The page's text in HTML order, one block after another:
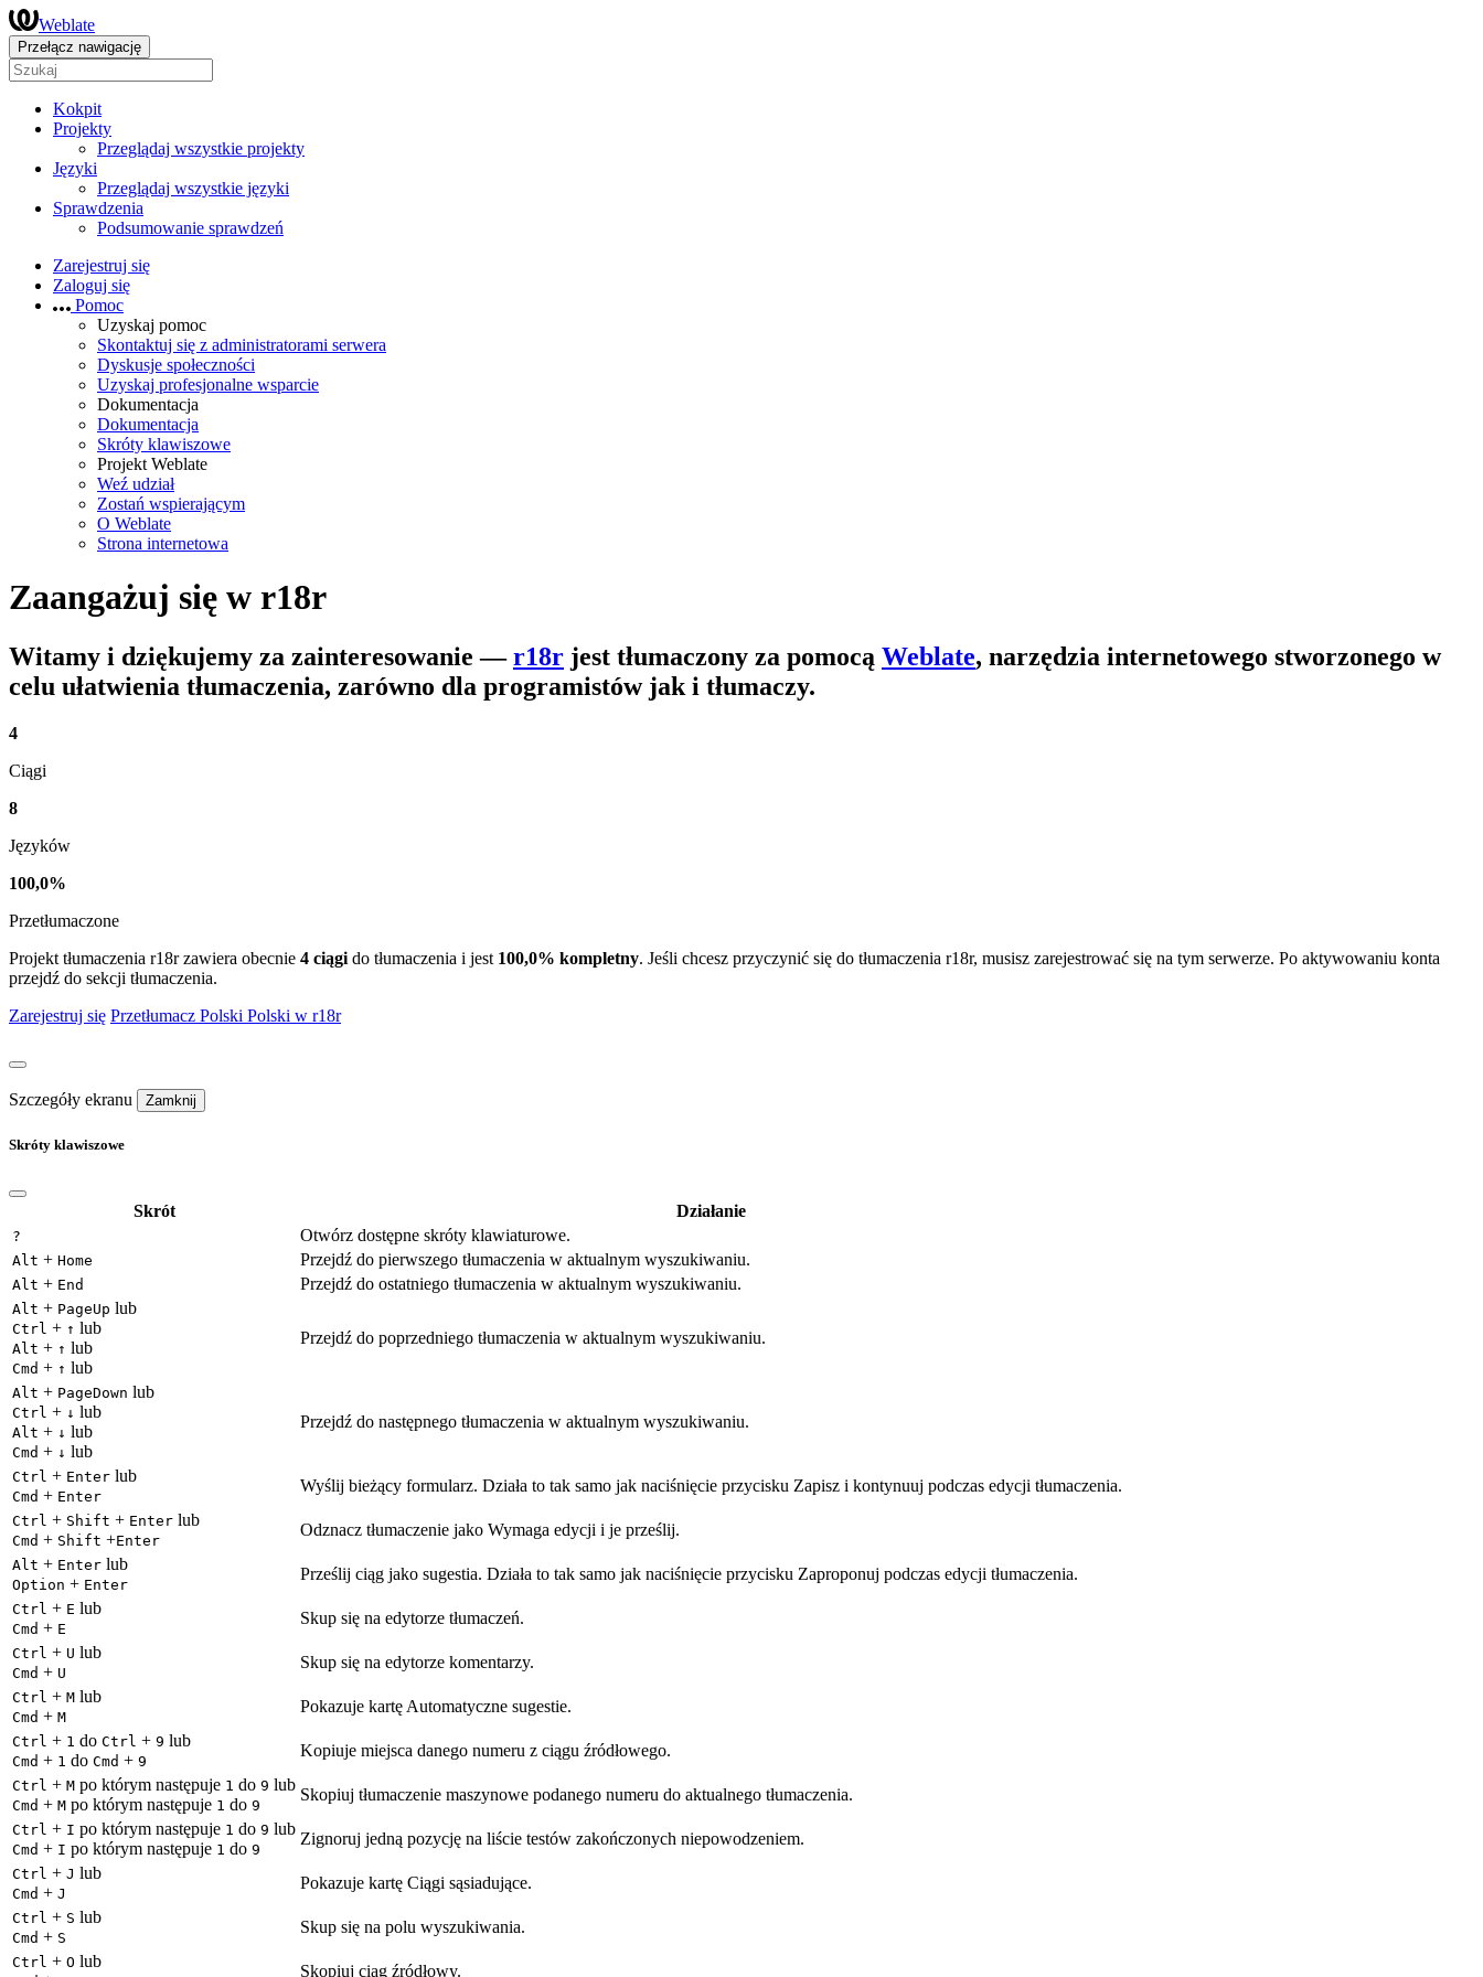
Weblate
Przełącz nawigację
Kokpit
Projekty
Przeglądaj wszystkie projekty
Języki
Przeglądaj wszystkie języki
Sprawdzenia
Podsumowanie sprawdzeń
Zarejestruj się
Zaloguj się
Pomoc
Uzyskaj pomoc
Skontaktuj się z administratorami serwera
Dyskusje społeczności
Uzyskaj profesjonalne wsparcie
Dokumentacja
Dokumentacja
Skróty klawiszowe
Projekt Weblate
Weź udział
Zostań wspierającym
O Weblate
Strona internetowa
Zaangażuj się w r18r
Witamy i dziękujemy za zainteresowanie —r18r jest tłumaczony za pomocą Weblate, narzędzia internetowego stworzonego w
celu ułatwienia tłumaczenia, zarówno dla programistów jak i tłumaczy.
4
Ciągi
8
Języków
100,0%
Przetłumaczone
Projekt tłumaczenia r18r zawiera obecnie 4 ciągi do tłumaczenia i jest 100,0% kompletny. Jeśli chcesz przyczynić się do tłumaczenia r18r, musisz zarejestrować się na tym serwerze. Po aktywowaniu konta
przejdź do sekcji tłumaczenia.
Zarejestruj się Przetłumacz Polski Polski w r18r
Szczegóły ekranu Zamknij
Skróty klawiszowe
Skrót Działanie
? Otwórz dostępne skróty klawiaturowe.
Alt + Home Przejdź do pierwszego tłumaczenia w aktualnym wyszukiwaniu.
Alt + End Przejdź do ostatniego tłumaczenia w aktualnym wyszukiwaniu.
Alt + PageUp lub
Ctrl + ↑ lub
Alt + ↑ lub
Cmd + ↑ lub
Przejdź do poprzedniego tłumaczenia w aktualnym wyszukiwaniu.
Alt + PageDown lub
Ctrl + ↓ lub
Alt + ↓ lub
Cmd + ↓ lub
Przejdź do następnego tłumaczenia w aktualnym wyszukiwaniu.
Ctrl + Enter lub
Cmd + Enter
Wyślij bieżący formularz. Działa to tak samo jak naciśnięcie przycisku Zapisz i kontynuuj podczas edycji tłumaczenia.
Ctrl + Shift + Enter lub
Cmd + Shift +Enter
Odznacz tłumaczenie jako Wymaga edycji i je prześlij.
Alt + Enter lub
Option + Enter
Prześlij ciąg jako sugestia. Działa to tak samo jak naciśnięcie przycisku Zaproponuj podczas edycji tłumaczenia.
Ctrl + E lub
Cmd + E
Skup się na edytorze tłumaczeń.
Ctrl + U lub
Cmd + U
Skup się na edytorze komentarzy.
Ctrl + M lub
Cmd + M
Pokazuje kartę Automatyczne sugestie.
Ctrl + 1 do Ctrl + 9 lub
Cmd + 1 do Cmd + 9
Kopiuje miejsca danego numeru z ciągu źródłowego.
Ctrl + M po którym następuje 1 do 9 lub
Cmd + M po którym następuje 1 do 9
Skopiuj tłumaczenie maszynowe podanego numeru do aktualnego tłumaczenia.
Ctrl + I po którym następuje 1 do 9 lub
Cmd + I po którym następuje 1 do 9
Zignoruj jedną pozycję na liście testów zakończonych niepowodzeniem.
Ctrl + J lub
Cmd + J
Pokazuje kartę Ciągi sąsiadujące.
Ctrl + S lub
Cmd + S
Skup się na polu wyszukiwania.
Ctrl + O lub
Skopiuj ciąg źródłowy.